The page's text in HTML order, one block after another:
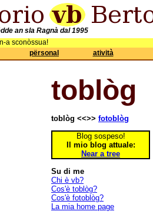
an sla Ragnà dal 1995
a sconòssua!
përsonal atività
toblòg
toblòg <<>> fotoblòg
Blog sospeso!
Il mio blog attuale:
Near a tree
Su di me
Chi è vb?
Cos'è toblòg?
Cos'è fotoblòg?
La mia home page